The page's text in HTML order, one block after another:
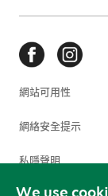
We use
網站可用性
網絡安全提示
私隱聲明